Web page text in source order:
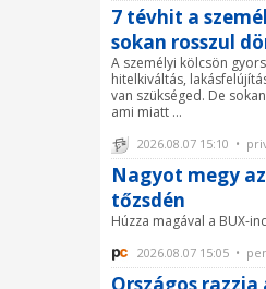
7 tévhit a
sokan rosszul
A személyi kölcsön
hitelkiváltás,
van szükséged. De
ami miatt ...
2026.08.07 15:10 •
Nagyot megy
tőzsdén
Húzza magával a BUX-
2026.08.07 15:05 •